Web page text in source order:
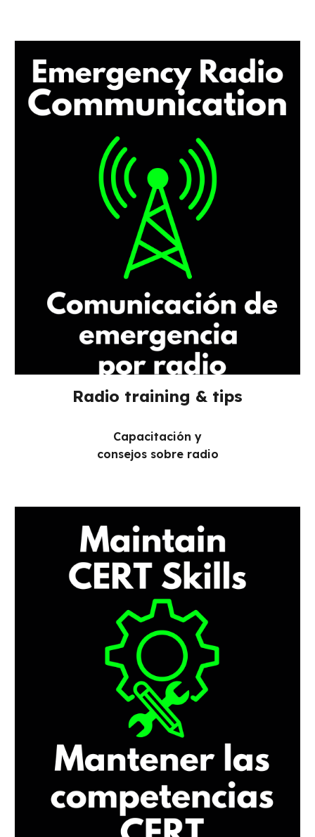
Radio training & tips
Capacitación y
consejos sobre radio